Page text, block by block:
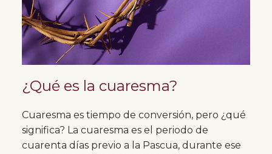
¿Qué es la cuaresma?
Cuaresma es tiempo de conversión, pero ¿qué
significa? La cuaresma es el periodo de
cuarenta días previo a la Pascua, durante ese